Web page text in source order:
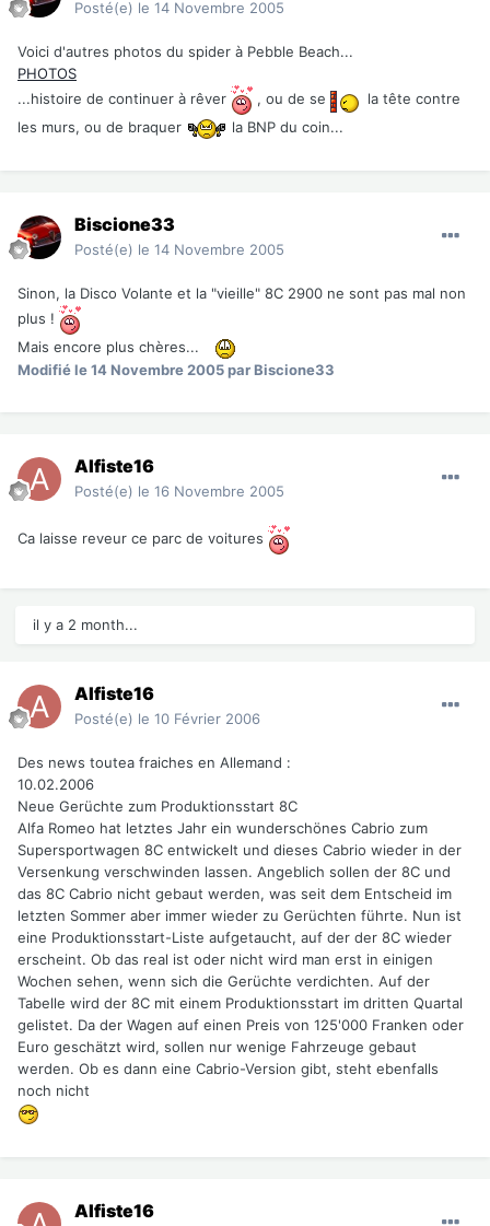
Posté(e) le 14 Novembre 2005
Voici d'autres photos du spider à Pebble Beach...
PHOTOS
...histoire de continuer à rêver
, ou de se
la tête contre
les murs, ou de braquer
la BNP du coin...
Biscione33
Posté(e) le 14 Novembre 2005
Sinon, la Disco Volante et la "vieille" 8C 2900 ne sont pas mal non
plus !
Mais encore plus chères...
Modifiéle 14 Novembre 2005par Biscione33
Alfiste16
Posté(e) le 16 Novembre 2005
Ca laisse reveur ce parc de voitures
il y a 2 month...
Alfiste16
Posté(e) le 10 Février 2006
Des news toutea fraiches en Allemand :
10.02.2006
Neue Gerüchte zum Produktionsstart 8C
Alfa Romeo hat letztes Jahr ein wunderschönes Cabrio zum
Supersportwagen 8C entwickelt und dieses Cabrio wieder in der
Versenkung verschwinden lassen. Angeblich sollen der 8C und
das 8C Cabrio nicht gebaut werden, was seit dem Entscheid im
letzten Sommer aber immer wieder zu Gerüchten führte. Nun ist
eine Produktionsstart-Liste aufgetaucht, auf der der 8C wieder
erscheint. Ob das real ist oder nicht wird man erst in einigen
Wochen sehen, wenn sich die Gerüchte verdichten. Auf der
Tabelle wird der 8C mit einem Produktionsstart im dritten Quartal
gelistet. Da der Wagen auf einen Preis von 125'000 Franken oder
Euro geschätzt wird, sollen nur wenige Fahrzeuge gebaut
werden. Ob es dann eine Cabrio-Version gibt, steht ebenfalls
noch nicht
Alfiste16